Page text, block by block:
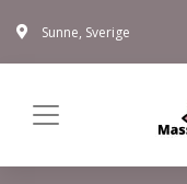
Sunne, Sverige